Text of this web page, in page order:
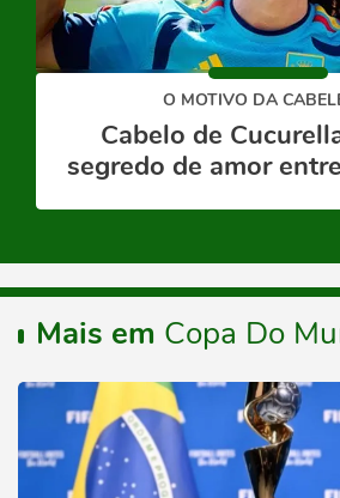
O MOTIVO DA
Cabelo de
segredo de amor
Mais em Copa Do